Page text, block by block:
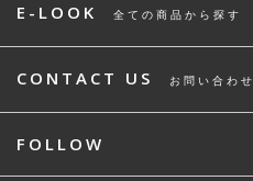
E-LOOK 全ての商品から探す
CONTACT US お問い合わせ
FOLLOW